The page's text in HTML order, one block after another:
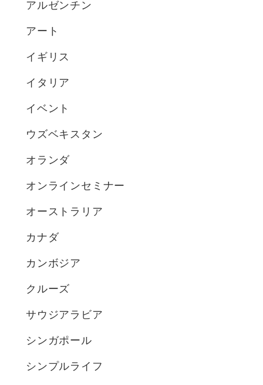
アルゼンチン
アート
イギリス
イタリア
イベント
ウズベキスタン
オランダ
オンラインセミナー
オーストラリア
カナダ
カンボジア
クルーズ
サウジアラビア
シンガポール
シンプルライフ